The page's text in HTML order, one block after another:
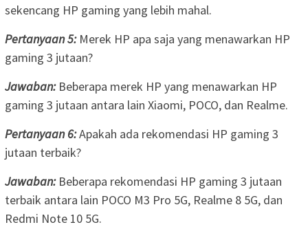
sekencang HP gaming yang lebih mahal.
Pertanyaan 5:Merek HP apa saja yang menawarkan HP
gaming 3 jutaan?
Jawaban:Beberapa merek HP yang menawarkan HP
gaming 3 jutaan antara lain Xiaomi, POCO, dan Realme.
Pertanyaan 6:Apakah ada rekomendasi HP gaming 3
jutaan terbaik?
Jawaban:Beberapa rekomendasi HP gaming 3 jutaan
terbaik antara lain POCO M3 Pro 5G, Realme 8 5G, dan
Redmi Note 10 5G.